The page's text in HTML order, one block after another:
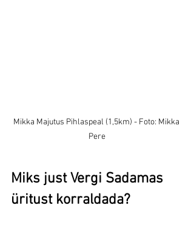
Mikka Majutus Pihlaspeal (1,5km) - Foto: Mikka
Pere
Miks just Vergi Sadamas
üritust korraldada?